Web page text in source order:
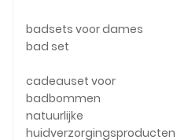
badsets voor dames
bad set
cadeauset voor
badbommen
natuurlijke
huidverzorgingsproducten